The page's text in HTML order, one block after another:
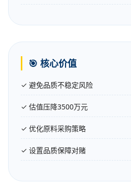
🎯 核心价值
✓ 避免品质不稳定风险
✓ 估值压降3500万元
✓ 优化原料采购策略
✓ 设置品质保障对赌